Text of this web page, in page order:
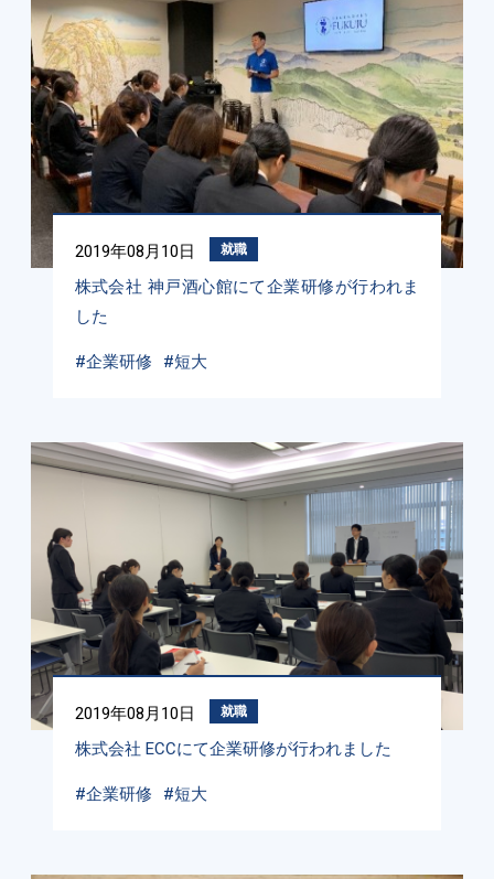
2019年08月10日 就職
株式会社 神戸酒心館にて企業研修が行われま
した
#企業研修 #短大
2019年08月10日 就職
株式会社 ECCにて企業研修が行われました
#企業研修 #短大